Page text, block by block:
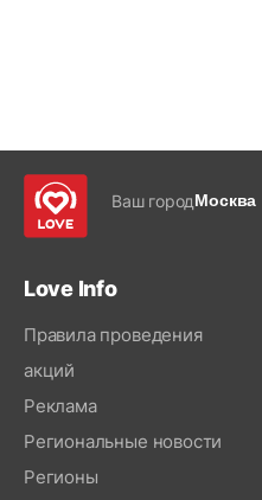
Ваш городМосква
Love Info
Правила проведения
акций
Реклама
Региональные новости
Регионы